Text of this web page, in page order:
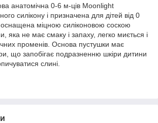
анатомічна 0-6 м-ців Moonlight
силікону і призначена для дітей від 0
оснащена міцною силіконовою соскою
яка не має смаку і запаху, легко миється і
променів. Основа пустушки має
що запобігає подразненню шкіри дитини
слині.